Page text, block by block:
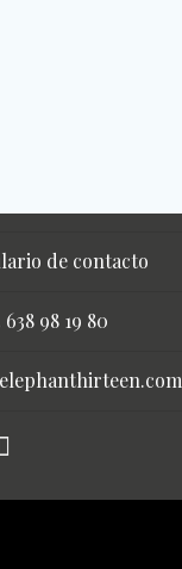
de contacto
638 98 19 80